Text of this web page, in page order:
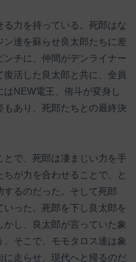
る力を持っている。死郎はな
達を蘇らせ良太郎たちに差
ンチに、仲間がデンライナー
活した良太郎と共に、全員
NEW電王、侑斗が変身し
あり、死郎たちとの最終決
で、死郎は凄まじい力を手
が力を合わせることで、と
するのだった。そして死郎
った。死郎を下し良太郎を
し、良太郎が言っていた象
そこで、モモタロス達は象
走らせ、現代へと帰るのだ